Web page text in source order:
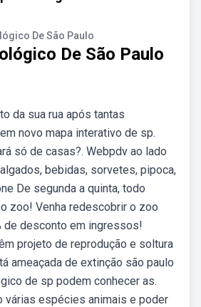
De São Paulo
De São Paulo
da sua rua após tantas
novo mapa interativo de sp.
só de casas?. Webpdv ao lado
bebidas, sorvetes, pipoca,
De segunda a quinta, todo
zoo! Venha redescobrir o zoo
de desconto em ingressos!
projeto de reprodução e soltura
ameaçada de extinção são paulo
de sp podem conhecer as.
várias espécies animais e poder